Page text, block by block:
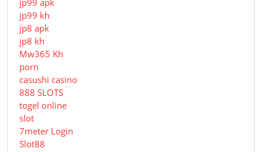
jp99 kh
jp8 apk
jp8 kh
Mw365 Kh
porn
casushi casino
888 SLOTS
togel online
slot
7meter Login
Slot88